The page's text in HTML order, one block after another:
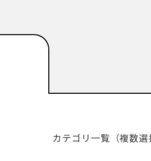
カテゴリ一覧（複数選